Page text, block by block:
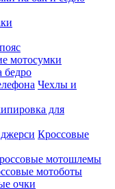
мотосумки
бедро
Чехлы и
для
Кроссовые
мотошлемы
мотоботы
очки